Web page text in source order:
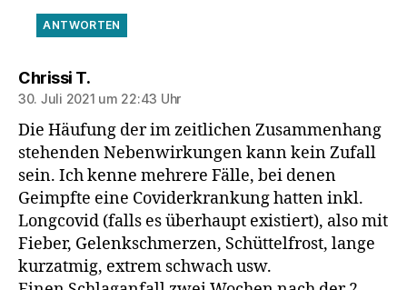
ANTWORTEN
Chrissi T.sagt:
30. Juli 2021 um 22:43 Uhr
Die Häufung der im zeitlichen Zusammenhang
stehenden Nebenwirkungen kann kein Zufall
sein. Ich kenne mehrere Fälle, bei denen
Geimpfte eine Coviderkrankung hatten inkl.
Longcovid (falls es überhaupt existiert), also mit
Fieber, Gelenkschmerzen, Schüttelfrost, lange
kurzatmig, extrem schwach usw.